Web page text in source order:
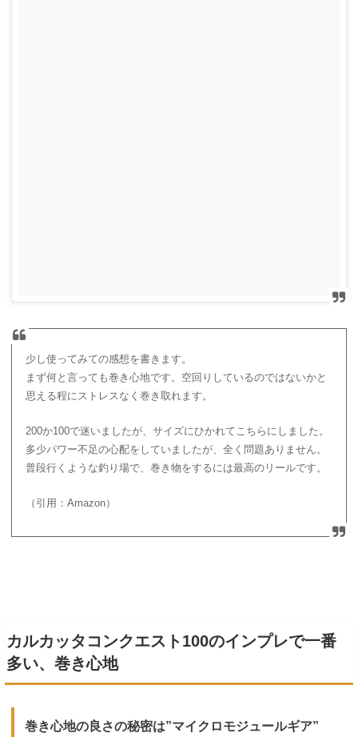
少し使ってみての感想を書きます。
まず何と言っても巻き心地です。空回りしているのではないかと
思える程にストレスなく巻き取れます。
200か100で迷いましたが、サイズにひかれてこちらにしました。
多少パワー不足の心配をしていましたが、全く問題ありません。
普段行くような釣り場で、巻き物をするには最高のリールです。
（引用：Amazon）
カルカッタコンクエスト100のインプレで一番
多い、巻き心地
巻き心地の良さの秘密は”マイクロモジュールギア”